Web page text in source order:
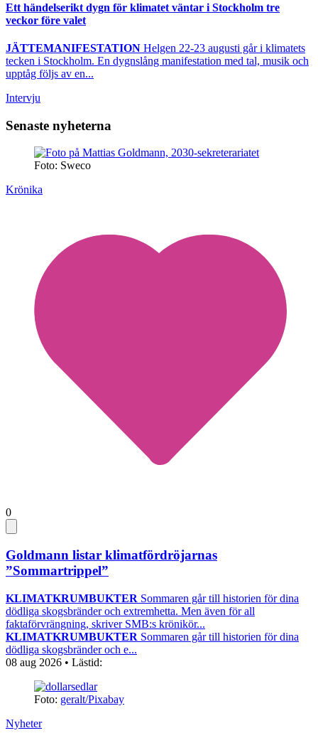
Ett händelserikt dygn för klimatet väntar i Stockholm tre
veckor före valet
JÄTTEMANIFESTATION Helgen 22-23 augusti går i klimatets
tecken i Stockholm. En dygnslång manifestation med tal, musik och
upptåg följs av en...
Intervju
Senaste nyheterna
Foto: Sweco
Krönika
0
Goldmann listar klimatfördröjarnas
”Sommartrippel”
KLIMATKRUMBUKTER Sommaren går till historien för dina
dödliga skogsbränder och extremhetta. Men även för all
faktaförvrängning, skriver SMB:s krönikör...
KLIMATKRUMBUKTER Sommaren går till historien för dina
dödliga skogsbränder och e...
08 aug 2026 • Lästid:
Foto: geralt/Pixabay
Nyheter